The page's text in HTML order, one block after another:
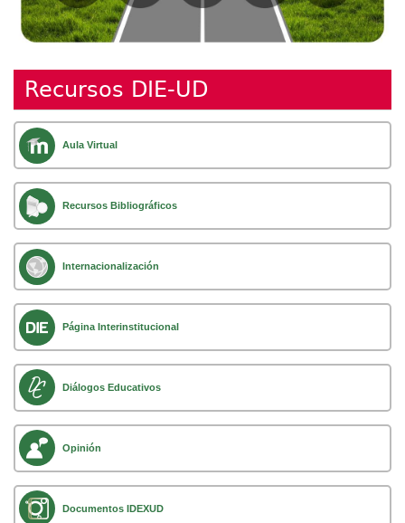
Recursos DIE-UD
Aula Virtual
Recursos Bibliográficos
Internacionalización
Página Interinstitucional
Diálogos Educativos
Opinión
Documentos IDEXUD